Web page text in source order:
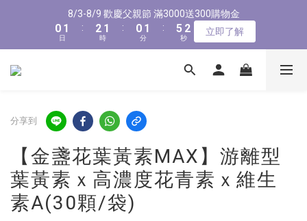
8/3-8/9 歡慶父親節 滿3000送300購物金
0
2
1
0
日
:
3
2
1
2
1
0
時
:
1
0
2
1
0
分
:
6
5
4
1
0
秒
立即了解
8/3-8/9 歡慶父親節 滿3000送300購物金
0
2
1
0
日
:
3
2
1
2
1
0
時
:
1
0
2
1
0
分
:
6
5
4
1
0
秒
立即了解
新會員首購輸入【NEW88】現折$88元
全館滿1500免運
8/3-8/9 歡慶父親節 滿3000送300購物金
9
4
3
2
1
0
5
4
3
2
1
0
日
:
6
5
4
3
2
1
0
5
4
3
2
1
0
時
:
9
4
3
2
1
0
5
4
3
2
1
0
分
:
7
6
5
4
9
7
2
1
0
秒
立即了解
分享到
【金盞花葉黃素MAX】游離型
葉黃素ｘ高濃度花青素ｘ維生
素A(30顆/袋)